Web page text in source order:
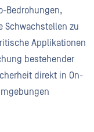
Bedrohungen,
Schwachstellen zu
Applikationen
bestehender
direkt in On-